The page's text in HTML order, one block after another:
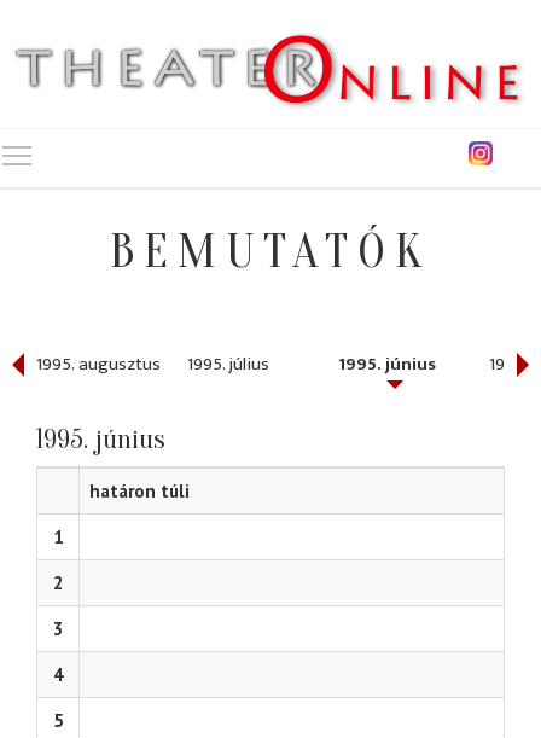
BEMUTATÓK
1995. augusztus 1995. július 1995. június 1995.
1995. június
határon túli
1
2
3
4
5